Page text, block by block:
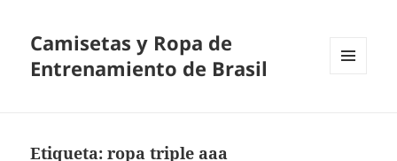
Camisetas y Ropa de
Entrenamiento de Brasil
Etiqueta:ropa triple aaa